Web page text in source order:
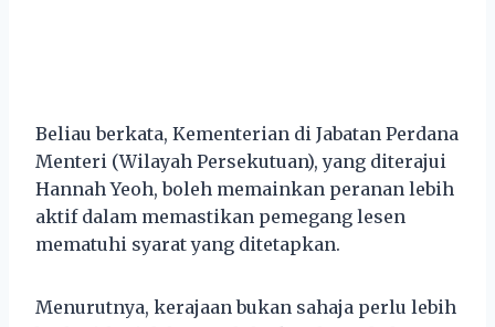
Beliau berkata, Kementerian di Jabatan Perdana
Menteri (Wilayah Persekutuan), yang diterajui
Hannah Yeoh, boleh memainkan peranan lebih
aktif dalam memastikan pemegang lesen
mematuhi syarat yang ditetapkan.
Menurutnya, kerajaan bukan sahaja perlu lebih